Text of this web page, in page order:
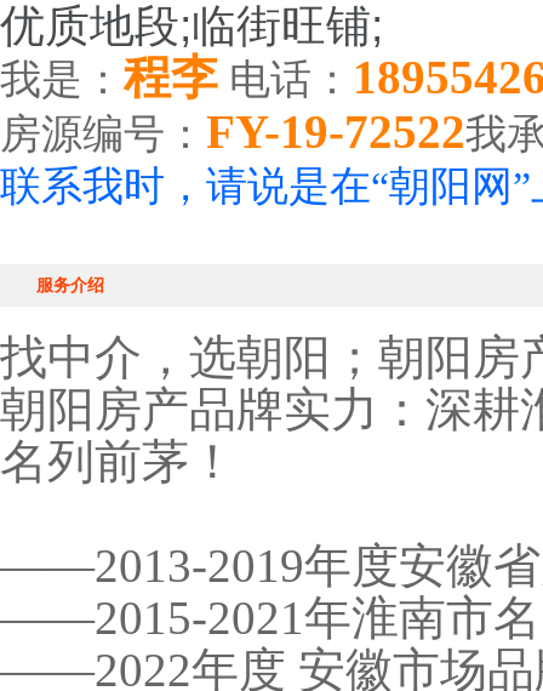
优质地段;临街旺铺;
我是：程李 电话：
房源编号： FY-19-72522我
联系我时，请说是在“朝阳网
服务介绍
找中介，选朝阳；朝阳房
朝阳房产品牌实力：深耕
名列前茅！
——2013-2019年度安徽
——2015-2021年淮南市
——2022年度 安徽市场品